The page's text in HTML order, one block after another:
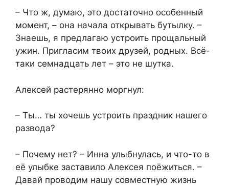
– Что ж, думаю, это достаточно особенный
момент, – она начала открывать бутылку. –
Знаешь, я предлагаю устроить прощальный
ужин. Пригласим твоих друзей, родных. Всё-
таки семнадцать лет – это не шутка.
Алексей растерянно моргнул:
– Ты… ты хочешь устроить праздник нашего
развода?
– Почему нет? – Инна улыбнулась, и что-то в
её улыбке заставило Алексея поёжиться. –
Давай проводим нашу совместную жизнь